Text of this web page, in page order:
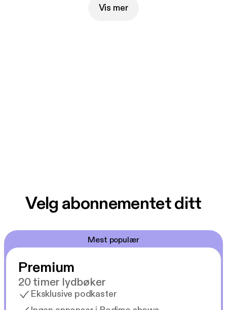
Vis mer
Velg abonnementet ditt
Mest populær
Premium
20 timer lydbøker
Eksklusive podkaster